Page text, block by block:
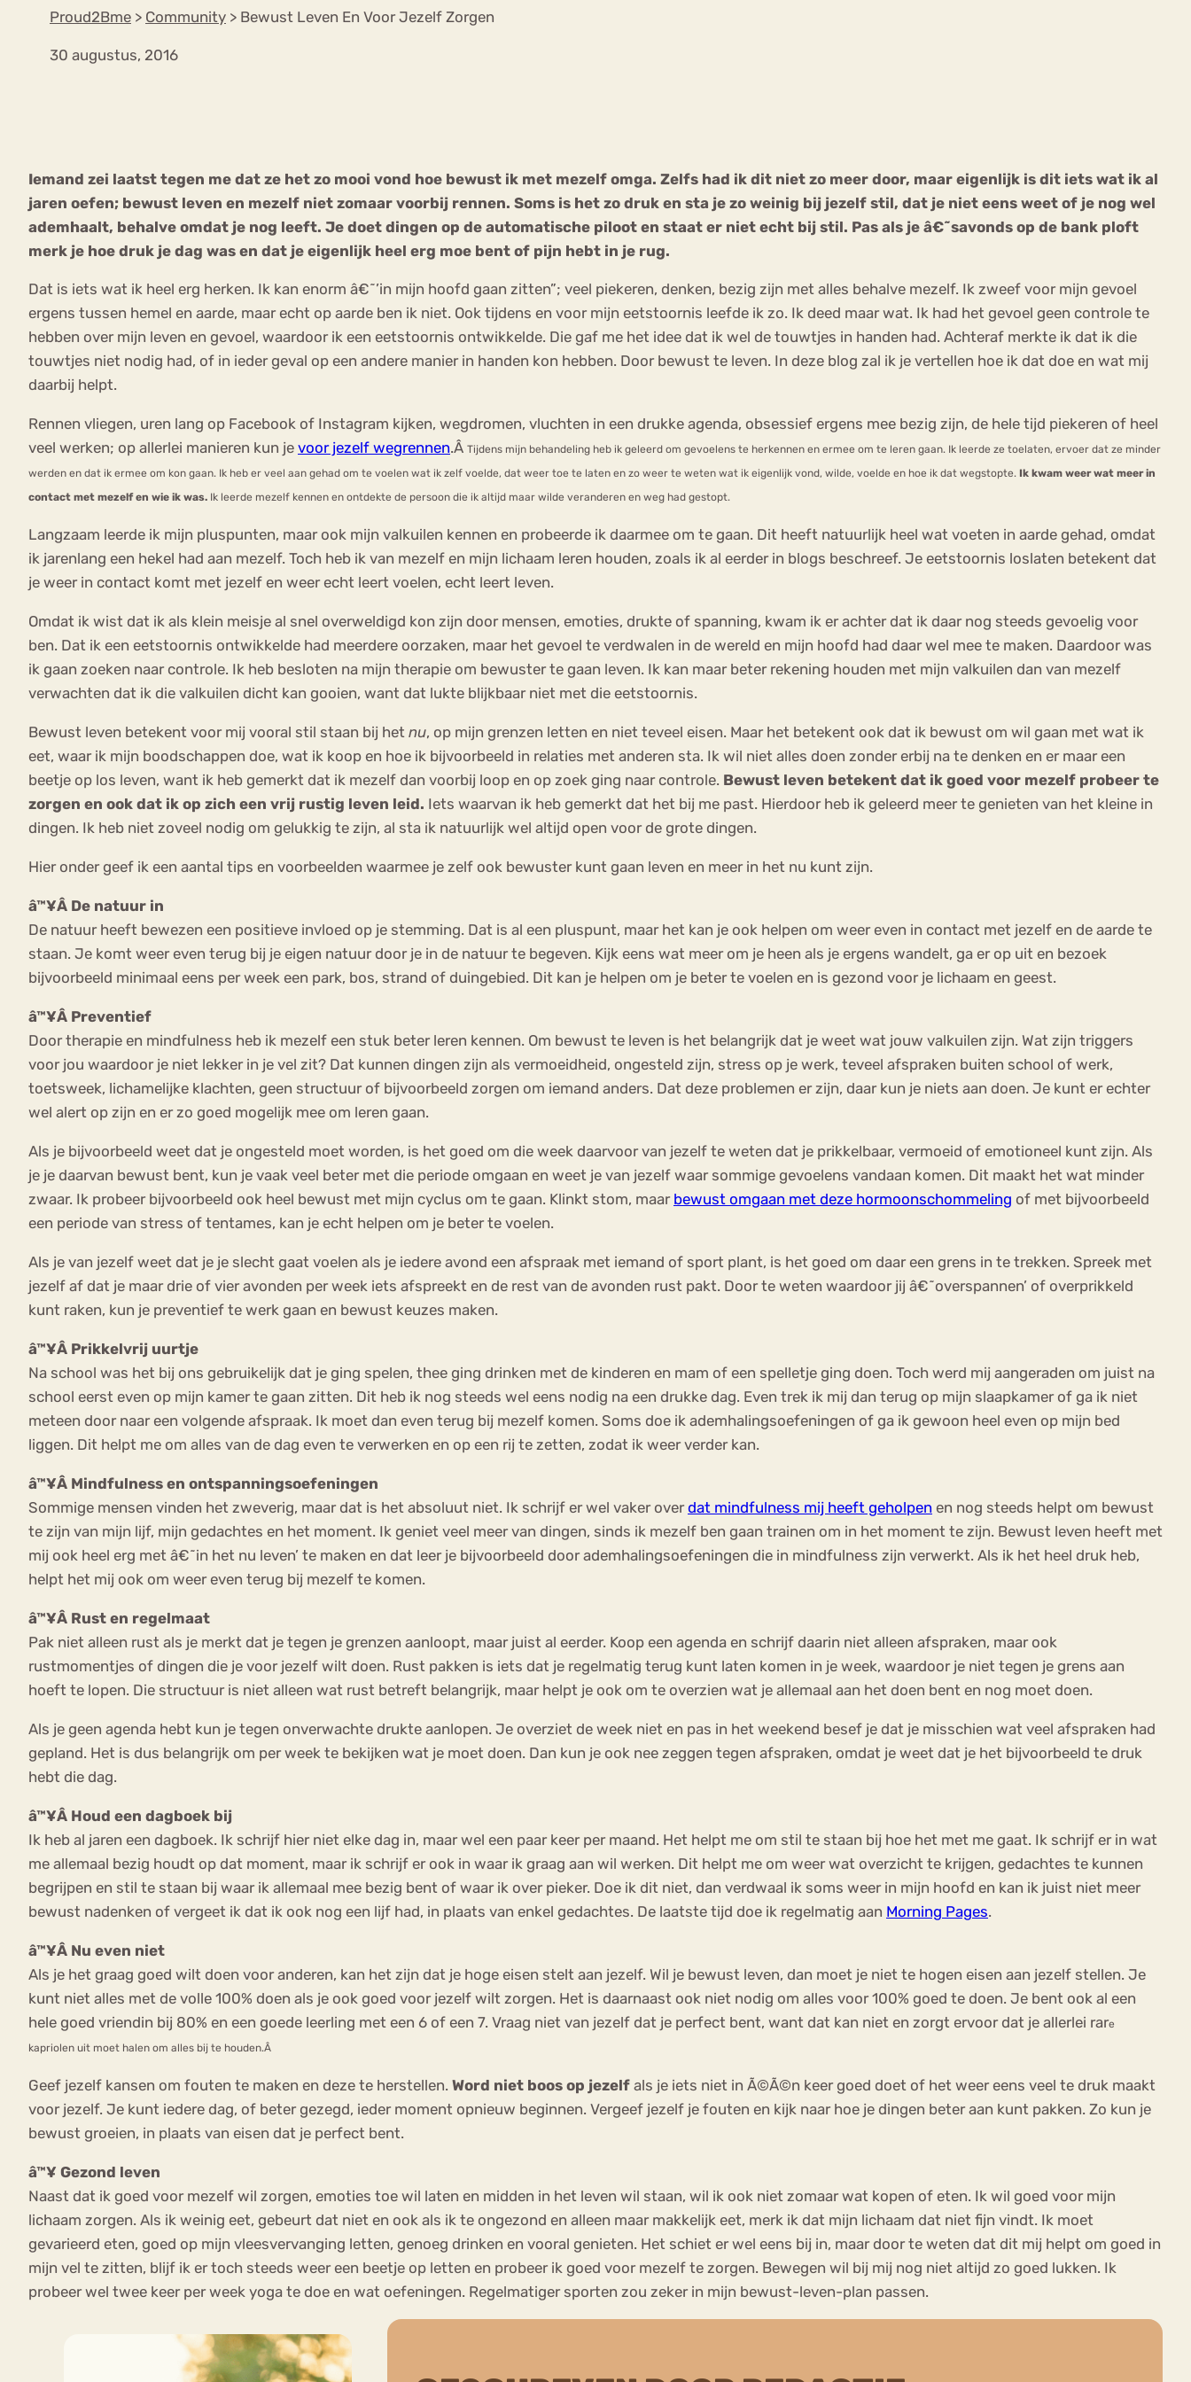
Proud2Bme > Community > Bewust Leven En Voor Jezelf Zorgen
30 augustus, 2016
Iemand zei laatst tegen me dat ze het zo mooi vond hoe bewust ik met mezelf omga. Zelfs had ik dit niet zo meer door, maar eigenlijk is dit iets wat ik al
jaren oefen; bewust leven en mezelf niet zomaar voorbij rennen. Soms is het zo druk en sta je zo weinig bij jezelf stil, dat je niet eens weet of je nog wel
ademhaalt, behalve omdat je nog leeft. Je doet dingen op de automatische piloot en staat er niet echt bij stil. Pas als je â€˜savonds op de bank ploft
merk je hoe druk je dag was en dat je eigenlijk heel erg moe bent of pijn hebt in je rug.
Dat is iets wat ik heel erg herken. Ik kan enorm â€˜’in mijn hoofd gaan zitten”; veel piekeren, denken, bezig zijn met alles behalve mezelf. Ik zweef voor mijn gevoel
ergens tussen hemel en aarde, maar echt op aarde ben ik niet. Ook tijdens en voor mijn eetstoornis leefde ik zo. Ik deed maar wat. Ik had het gevoel geen controle te
hebben over mijn leven en gevoel, waardoor ik een eetstoornis ontwikkelde. Die gaf me het idee dat ik wel de touwtjes in handen had. Achteraf merkte ik dat ik die
touwtjes niet nodig had, of in ieder geval op een andere manier in handen kon hebben. Door bewust te leven. In deze blog zal ik je vertellen hoe ik dat doe en wat mij
daarbij helpt.
Rennen vliegen, uren lang op Facebook of Instagram kijken, wegdromen, vluchten in een drukke agenda, obsessief ergens mee bezig zijn, de hele tijd piekeren of heel
veel werken; op allerlei manieren kun je voor jezelf wegrennen.Â Tijdens mijn behandeling heb ik geleerd om gevoelens te herkennen en ermee om te leren gaan. Ik leerde ze toelaten, ervoer dat ze minder
werden en dat ik ermee om kon gaan. Ik heb er veel aan gehad om te voelen wat ik zelf voelde, dat weer toe te laten en zo weer te weten wat ik eigenlijk vond, wilde, voelde en hoe ik dat wegstopte. Ik kwam weer wat meer in
contact met mezelf en wie ik was. Ik leerde mezelf kennen en ontdekte de persoon die ik altijd maar wilde veranderen en weg had gestopt.
Langzaam leerde ik mijn pluspunten, maar ook mijn valkuilen kennen en probeerde ik daarmee om te gaan. Dit heeft natuurlijk heel wat voeten in aarde gehad, omdat
ik jarenlang een hekel had aan mezelf. Toch heb ik van mezelf en mijn lichaam leren houden, zoals ik al eerder in blogs beschreef. Je eetstoornis loslaten betekent dat
je weer in contact komt met jezelf en weer echt leert voelen, echt leert leven.
Omdat ik wist dat ik als klein meisje al snel overweldigd kon zijn door mensen, emoties, drukte of spanning, kwam ik er achter dat ik daar nog steeds gevoelig voor
ben. Dat ik een eetstoornis ontwikkelde had meerdere oorzaken, maar het gevoel te verdwalen in de wereld en mijn hoofd had daar wel mee te maken. Daardoor was
ik gaan zoeken naar controle. Ik heb besloten na mijn therapie om bewuster te gaan leven. Ik kan maar beter rekening houden met mijn valkuilen dan van mezelf
verwachten dat ik die valkuilen dicht kan gooien, want dat lukte blijkbaar niet met die eetstoornis.
Bewust leven betekent voor mij vooral stil staan bij het nu, op mijn grenzen letten en niet teveel eisen. Maar het betekent ook dat ik bewust om wil gaan met wat ik
eet, waar ik mijn boodschappen doe, wat ik koop en hoe ik bijvoorbeeld in relaties met anderen sta. Ik wil niet alles doen zonder erbij na te denken en er maar een
beetje op los leven, want ik heb gemerkt dat ik mezelf dan voorbij loop en op zoek ging naar controle. Bewust leven betekent dat ik goed voor mezelf probeer te
zorgen en ook dat ik op zich een vrij rustig leven leid. Iets waarvan ik heb gemerkt dat het bij me past. Hierdoor heb ik geleerd meer te genieten van het kleine in
dingen. Ik heb niet zoveel nodig om gelukkig te zijn, al sta ik natuurlijk wel altijd open voor de grote dingen.
Hier onder geef ik een aantal tips en voorbeelden waarmee je zelf ook bewuster kunt gaan leven en meer in het nu kunt zijn.
â™¥Â De natuur in
De natuur heeft bewezen een positieve invloed op je stemming. Dat is al een pluspunt, maar het kan je ook helpen om weer even in contact met jezelf en de aarde te
staan. Je komt weer even terug bij je eigen natuur door je in de natuur te begeven. Kijk eens wat meer om je heen als je ergens wandelt, ga er op uit en bezoek
bijvoorbeeld minimaal eens per week een park, bos, strand of duingebied. Dit kan je helpen om je beter te voelen en is gezond voor je lichaam en geest.
â™¥Â Preventief
Door therapie en mindfulness heb ik mezelf een stuk beter leren kennen. Om bewust te leven is het belangrijk dat je weet wat jouw valkuilen zijn. Wat zijn triggers
voor jou waardoor je niet lekker in je vel zit? Dat kunnen dingen zijn als vermoeidheid, ongesteld zijn, stress op je werk, teveel afspraken buiten school of werk,
toetsweek, lichamelijke klachten, geen structuur of bijvoorbeeld zorgen om iemand anders. Dat deze problemen er zijn, daar kun je niets aan doen. Je kunt er echter
wel alert op zijn en er zo goed mogelijk mee om leren gaan.
Als je bijvoorbeeld weet dat je ongesteld moet worden, is het goed om die week daarvoor van jezelf te weten dat je prikkelbaar, vermoeid of emotioneel kunt zijn. Als
je je daarvan bewust bent, kun je vaak veel beter met die periode omgaan en weet je van jezelf waar sommige gevoelens vandaan komen. Dit maakt het wat minder
zwaar. Ik probeer bijvoorbeeld ook heel bewust met mijn cyclus om te gaan. Klinkt stom, maar bewust omgaan met deze hormoonschommeling of met bijvoorbeeld
een periode van stress of tentames, kan je echt helpen om je beter te voelen.
Als je van jezelf weet dat je je slecht gaat voelen als je iedere avond een afspraak met iemand of sport plant, is het goed om daar een grens in te trekken. Spreek met
jezelf af dat je maar drie of vier avonden per week iets afspreekt en de rest van de avonden rust pakt. Door te weten waardoor jij â€˜overspannen’ of overprikkeld
kunt raken, kun je preventief te werk gaan en bewust keuzes maken.
â™¥Â Prikkelvrij uurtje
Na school was het bij ons gebruikelijk dat je ging spelen, thee ging drinken met de kinderen en mam of een spelletje ging doen. Toch werd mij aangeraden om juist na
school eerst even op mijn kamer te gaan zitten. Dit heb ik nog steeds wel eens nodig na een drukke dag. Even trek ik mij dan terug op mijn slaapkamer of ga ik niet
meteen door naar een volgende afspraak. Ik moet dan even terug bij mezelf komen. Soms doe ik ademhalingsoefeningen of ga ik gewoon heel even op mijn bed
liggen. Dit helpt me om alles van de dag even te verwerken en op een rij te zetten, zodat ik weer verder kan.
â™¥Â Mindfulness en ontspanningsoefeningen
Sommige mensen vinden het zweverig, maar dat is het absoluut niet. Ik schrijf er wel vaker overdat mindfulness mij heeft geholpen en nog steeds helpt om bewust
te zijn van mijn lijf, mijn gedachtes en het moment. Ik geniet veel meer van dingen, sinds ik mezelf ben gaan trainen om in het moment te zijn. Bewust leven heeft met
mij ook heel erg met â€˜in het nu leven’ te maken en dat leer je bijvoorbeeld door ademhalingsoefeningen die in mindfulness zijn verwerkt. Als ik het heel druk heb,
helpt het mij ook om weer even terug bij mezelf te komen.
â™¥Â Rust en regelmaat
Pak niet alleen rust als je merkt dat je tegen je grenzen aanloopt, maar juist al eerder. Koop een agenda en schrijf daarin niet alleen afspraken, maar ook
rustmomentjes of dingen die je voor jezelf wilt doen. Rust pakken is iets dat je regelmatig terug kunt laten komen in je week, waardoor je niet tegen je grens aan
hoeft te lopen. Die structuur is niet alleen wat rust betreft belangrijk, maar helpt je ook om te overzien wat je allemaal aan het doen bent en nog moet doen.
Als je geen agenda hebt kun je tegen onverwachte drukte aanlopen. Je overziet de week niet en pas in het weekend besef je dat je misschien wat veel afspraken had
gepland. Het is dus belangrijk om per week te bekijken wat je moet doen. Dan kun je ook nee zeggen tegen afspraken, omdat je weet dat je het bijvoorbeeld te druk
hebt die dag.
â™¥Â Houd een dagboek bij
Ik heb al jaren een dagboek. Ik schrijf hier niet elke dag in, maar wel een paar keer per maand. Het helpt me om stil te staan bij hoe het met me gaat. Ik schrijf er in wat
me allemaal bezig houdt op dat moment, maar ik schrijf er ook in waar ik graag aan wil werken. Dit helpt me om weer wat overzicht te krijgen, gedachtes te kunnen
begrijpen en stil te staan bij waar ik allemaal mee bezig bent of waar ik over pieker. Doe ik dit niet, dan verdwaal ik soms weer in mijn hoofd en kan ik juist niet meer
bewust nadenken of vergeet ik dat ik ook nog een lijf had, in plaats van enkel gedachtes. De laatste tijd doe ik regelmatig aan Morning Pages.
â™¥Â Nu even niet
Als je het graag goed wilt doen voor anderen, kan het zijn dat je hoge eisen stelt aan jezelf. Wil je bewust leven, dan moet je niet te hogen eisen aan jezelf stellen. Je
kunt niet alles met de volle 100% doen als je ook goed voor jezelf wilt zorgen. Het is daarnaast ook niet nodig om alles voor 100% goed te doen. Je bent ook al een
hele goed vriendin bij 80% en een goede leerling met een 6 of een 7. Vraag niet van jezelf dat je perfect bent, want dat kan niet en zorgt ervoor dat je allerlei rare
kapriolen uit moet halen om alles bij te houden.Â
Geef jezelf kansen om fouten te maken en deze te herstellen. Word niet boos op jezelf als je iets niet in Ã©Ã©n keer goed doet of het weer eens veel te druk maakt
voor jezelf. Je kunt iedere dag, of beter gezegd, ieder moment opnieuw beginnen. Vergeef jezelf je fouten en kijk naar hoe je dingen beter aan kunt pakken. Zo kun je
bewust groeien, in plaats van eisen dat je perfect bent.
â™¥ Gezond leven
Naast dat ik goed voor mezelf wil zorgen, emoties toe wil laten en midden in het leven wil staan, wil ik ook niet zomaar wat kopen of eten. Ik wil goed voor mijn
lichaam zorgen. Als ik weinig eet, gebeurt dat niet en ook als ik te ongezond en alleen maar makkelijk eet, merk ik dat mijn lichaam dat niet fijn vindt. Ik moet
gevarieerd eten, goed op mijn vleesvervanging letten, genoeg drinken en vooral genieten. Het schiet er wel eens bij in, maar door te weten dat dit mij helpt om goed in
mijn vel te zitten, blijf ik er toch steeds weer een beetje op letten en probeer ik goed voor mezelf te zorgen. Bewegen wil bij mij nog niet altijd zo goed lukken. Ik
probeer wel twee keer per week yoga te doe en wat oefeningen. Regelmatiger sporten zou zeker in mijn bewust-leven-plan passen.
Orthorexia
Afvallen Angst